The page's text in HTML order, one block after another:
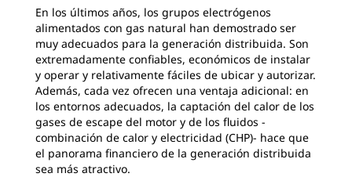
En los últimos años, los grupos electrógenos
alimentados con gas natural han demostrado ser
muy adecuados para la generación distribuida. Son
extremadamente confiables, económicos de instalar
y operar y relativamente fáciles de ubicar y autorizar.
Además, cada vez ofrecen una ventaja adicional: en
los entornos adecuados, la captación del calor de los
gases de escape del motor y de los fluidos -
combinación de calor y electricidad (CHP)- hace que
el panorama financiero de la generación distribuida
sea más atractivo.